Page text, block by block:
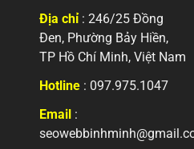
Địa chỉ: 246/25 Đồng
Đen, Phường Bảy Hiền,
TP Hồ Chí Minh, Việt Nam
Hotline: 097.975.1047
Email: